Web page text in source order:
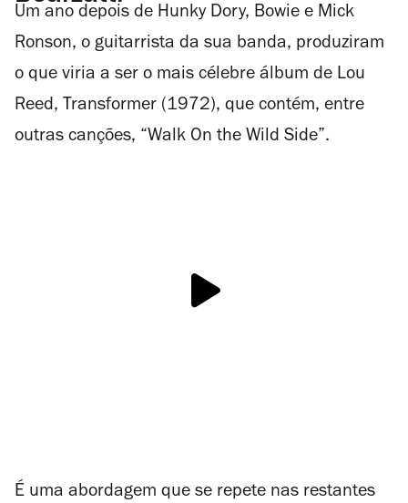
Um ano depois de Hunky Dory, Bowie e Mick
Ronson, o guitarrista da sua banda, produziram
o que viria a ser o mais célebre álbum de Lou
Reed, Transformer (1972), que contém, entre
outras canções, “Walk On the Wild Side”.
É uma abordagem que se repete nas restantes